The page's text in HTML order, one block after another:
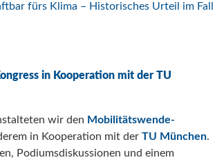
fürs Klima – Historisches Urteil im Fall
in Kooperation mit der TU
wir den Mobilitätswende-
in Kooperation mit der TU München.
Podiumsdiskussionen und einem